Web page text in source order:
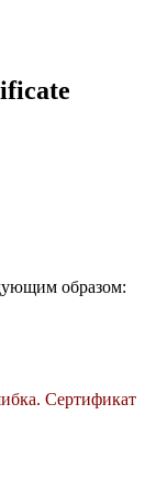
образом:
Сертификат